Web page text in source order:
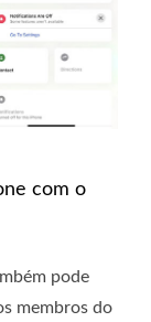
com o
pode
membros do